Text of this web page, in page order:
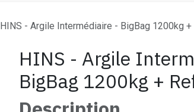
HINS - Argile Intermédiaire - BigBag 1200kg +
HINS - Argile
BigBag 1200kg +